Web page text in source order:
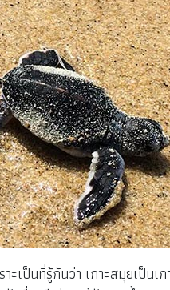
ป็นที่รู้กันว่า เกาะสมุยเป็น